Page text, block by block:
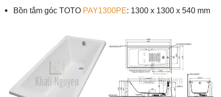
Bồn tắm góc TOTO PAY1300PE: 1300 x 1300 x 540 mm